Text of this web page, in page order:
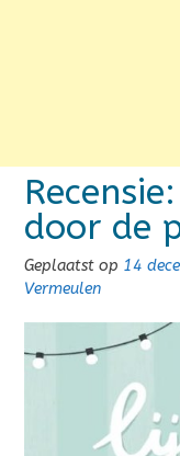
door de
Geplaatst op 14
Vermeulen